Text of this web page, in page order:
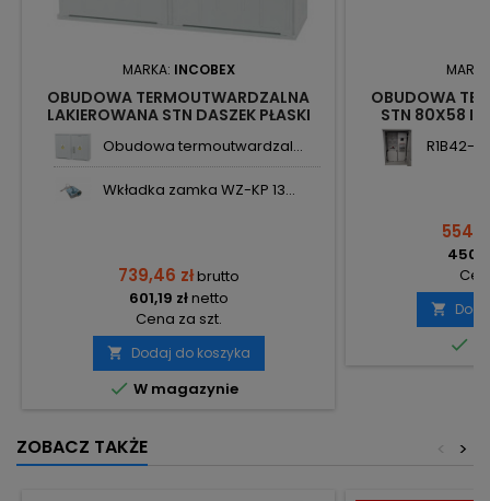
MARKA: INCOBEX
OBUDOWA TERMOUTWARDZALNA
LAKIEROWANA STN DASZEK PŁASKI
80X84 IOB-34310-01-007 INCOBEX
Obudowa termoutwardzal...
Wkładka zamka WZ-KP 13...
739,46 złbrutto
601,19 złnetto
Cena za szt.
 Dodaj do koszyka
 W magazynie
OBUDOWA
STN 80X58
R1B42-


ZOBACZ TAKŻE >
<